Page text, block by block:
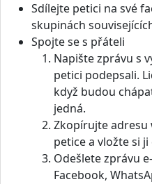
Sdílejte petici na své
skupinách
Spojte se s přáteli
Napište zprávu s
petici podepsali.
když budou
jedná.
Zkopírujte adresu
petice a vložte si
Odešlete zprávu
Facebook,